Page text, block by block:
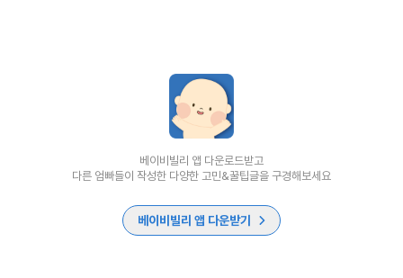
베이비빌리 앱 다운로드받고
다른 엄빠들이 작성한 다양한 고민&꿀팁글을 구경해보세요
베이비빌리 앱 다운받기